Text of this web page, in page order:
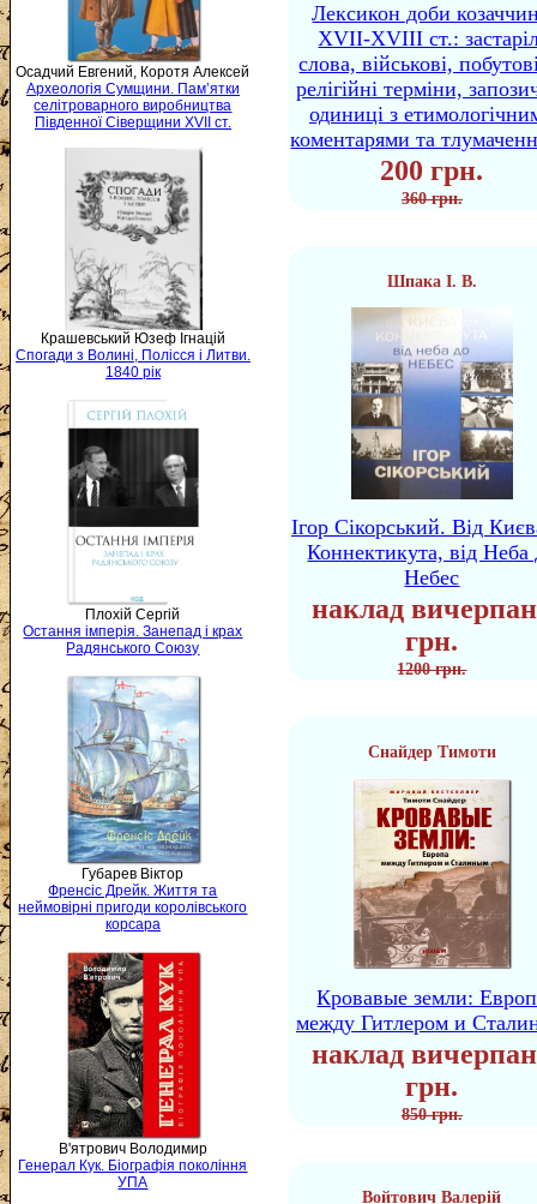
Осадчий Евгений, Коротя Алексей
Археологія Сумщини. Пам’ятки
селітроварного виробництва
Південної Сіверщини XVII ст.
Крашевський Юзеф Ігнацій
Спогади з Волині, Полісся і Литви.
1840 рік
Плохій Сергій
Остання імперія. Занепад і крах
Радянського Союзу
Губарев Віктор
Френсіс Дрейк. Життя та
неймовірні пригоди королівського
корсара
В'ятрович Володимир
Генерал Кук. Біографія покоління
УПА
Лексикон доби
XVII-XVIII ст.:
слова, військові,
релігійні терміни,
одиниці з
коментарями та
200 грн.
360 грн.
Шпака І. В.
Ігор Сікорський. Від
Коннектикута, від Неба
Небес
наклад
грн.
1200 грн.
Снайдер Тимоти
Кровавые земли:
между Гитлером и
наклад
грн.
850 грн.
Войтович Валерій